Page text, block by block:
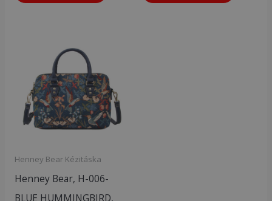
Henney Bear Kézitáska
Henney Bear, H-006-
BLUE HUMMINGBIRD,